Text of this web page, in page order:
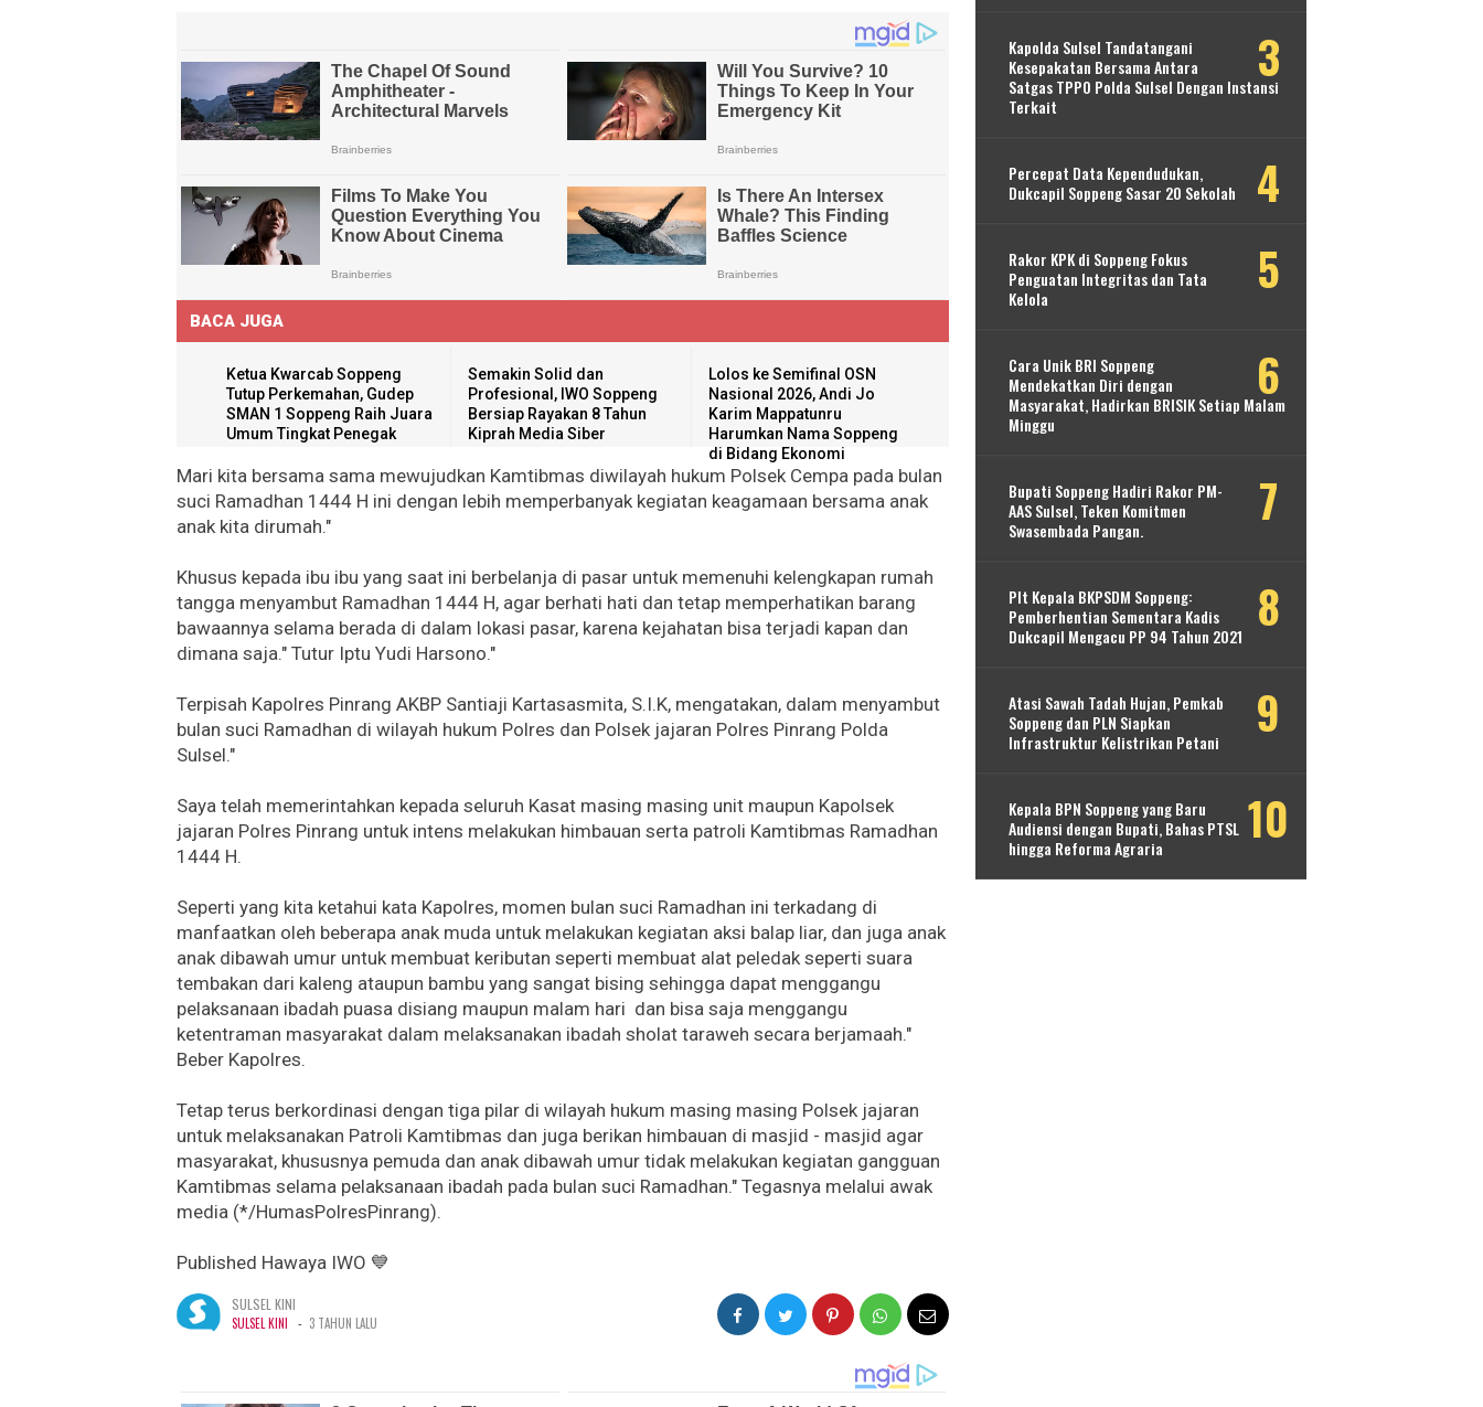
BACA JUGA
Ketua Kwarcab Soppeng
Tutup Perkemahan, Gudep
SMAN 1 Soppeng Raih Juara
Umum Tingkat Penegak
Semakin Solid dan
Profesional, IWO Soppeng
Bersiap Rayakan 8 Tahun
Kiprah Media Siber
Lolos ke Semifinal OSN
Nasional 2026, Andi Jo
Karim Mappatunru
Harumkan Nama Soppeng
di Bidang Ekonomi
Mari kita bersama sama mewujudkan Kamtibmas diwilayah hukum Polsek Cempa pada bulan
suci Ramadhan 1444 H ini dengan lebih memperbanyak kegiatan keagamaan bersama anak
anak kita dirumah."
Khusus kepada ibu ibu yang saat ini berbelanja di pasar untuk memenuhi kelengkapan rumah
tangga menyambut Ramadhan 1444 H, agar berhati hati dan tetap memperhatikan barang
bawaannya selama berada di dalam lokasi pasar, karena kejahatan bisa terjadi kapan dan
dimana saja." Tutur Iptu Yudi Harsono."
Terpisah Kapolres Pinrang AKBP Santiaji Kartasasmita, S.I.K, mengatakan, dalam menyambut
bulan suci Ramadhan di wilayah hukum Polres dan Polsek jajaran Polres Pinrang Polda
Sulsel."
Saya telah memerintahkan kepada seluruh Kasat masing masing unit maupun Kapolsek
jajaran Polres Pinrang untuk intens melakukan himbauan serta patroli Kamtibmas Ramadhan
1444 H.
Seperti yang kita ketahui kata Kapolres, momen bulan suci Ramadhan ini terkadang di
manfaatkan oleh beberapa anak muda untuk melakukan kegiatan aksi balap liar, dan juga anak
anak dibawah umur untuk membuat keributan seperti membuat alat peledak seperti suara
tembakan dari kaleng ataupun bambu yang sangat bising sehingga dapat menggangu
pelaksanaan ibadah puasa disiang maupun malam hari dan bisa saja menggangu
ketentraman masyarakat dalam melaksanakan ibadah sholat taraweh secara berjamaah."
Beber Kapolres.
Tetap terus berkordinasi dengan tiga pilar di wilayah hukum masing masing Polsek jajaran
untuk melaksanakan Patroli Kamtibmas dan juga berikan himbauan di masjid - masjid agar
masyarakat, khususnya pemuda dan anak dibawah umur tidak melakukan kegiatan gangguan
Kamtibmas selama pelaksanaan ibadah pada bulan suci Ramadhan." Tegasnya melalui awak
media (*/HumasPolresPinrang).
Published Hawaya IWO 💙
SULSEL KINI
SULSEL KINI - 3 TAHUN LALU
Kapolda Sulsel Tandatangani
Kesepakatan Bersama Antara
Satgas TPPO Polda Sulsel Dengan Instansi
Terkait
Percepat Data Kependudukan,
Dukcapil Soppeng Sasar 20 Sekolah
Rakor KPK di Soppeng Fokus
Penguatan Integritas dan Tata
Kelola
Cara Unik BRI Soppeng
Mendekatkan Diri dengan
Masyarakat, Hadirkan BRISIK Setiap Malam
Minggu
Bupati Soppeng Hadiri Rakor PM-
AAS Sulsel, Teken Komitmen
Swasembada Pangan.
Plt Kepala BKPSDM Soppeng:
Pemberhentian Sementara Kadis
Dukcapil Mengacu PP 94 Tahun 2021
Atasi Sawah Tadah Hujan, Pemkab
Soppeng dan PLN Siapkan
Infrastruktur Kelistrikan Petani
Kepala BPN Soppeng yang Baru
Audiensi dengan Bupati, Bahas PTSL
hingga Reforma Agraria